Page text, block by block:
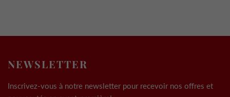
NEWSLETTER
Inscrivez-vous à notre newsletter pour recevoir nos offres et